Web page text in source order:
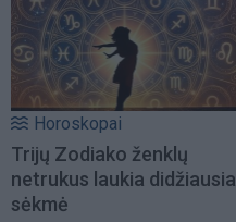
Horoskopai
Trijų Zodiako ženklų
netrukus laukia didžiausia
sėkmė